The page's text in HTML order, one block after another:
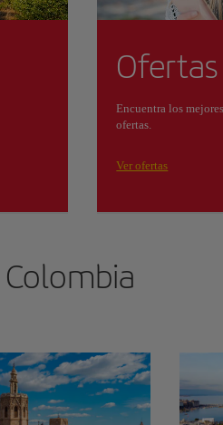
Encuentra los
ofertas.
Ver ofertas
Colombia